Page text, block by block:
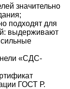
значительно
подходят для
выдерживают
«СДС-
ГОСТ Р.